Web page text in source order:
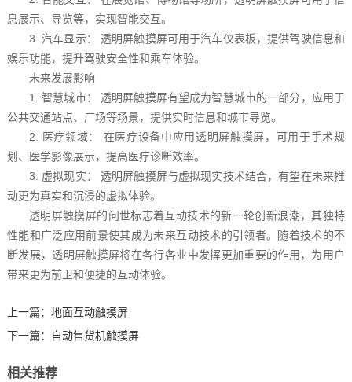
息展示、导览等，实现智能交互。
3. 汽车显示： 透明屏触摸屏可用于汽车仪表板，提供驾驶信息和
娱乐功能，提升驾驶安全性和乘车体验。
未来发展影响
1. 智慧城市： 透明屏触摸屏有望成为智慧城市的一部分，应用于
公共交通站点、广场等场景，提供实时信息和城市导览。
2. 医疗领域： 在医疗设备中应用透明屏触摸屏，可用于手术规
划、医学影像展示，提高医疗诊断效率。
3. 虚拟现实： 透明屏触摸屏与虚拟现实技术结合，有望在未来推
动更为真实和沉浸的虚拟体验。
透明屏触摸屏的问世标志着互动技术的新一轮创新浪潮，其独特
性能和广泛应用前景使其成为未来互动技术的引领者。随着技术的不
断发展，透明屏触摸屏将在各行各业中发挥更加重要的作用，为用户
带来更为前卫和便捷的互动体验。
上一篇： 地面互动触摸屏
下一篇：
自动售货机触摸屏
相关推荐